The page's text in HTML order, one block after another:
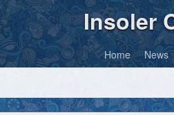
Insoler
Home News